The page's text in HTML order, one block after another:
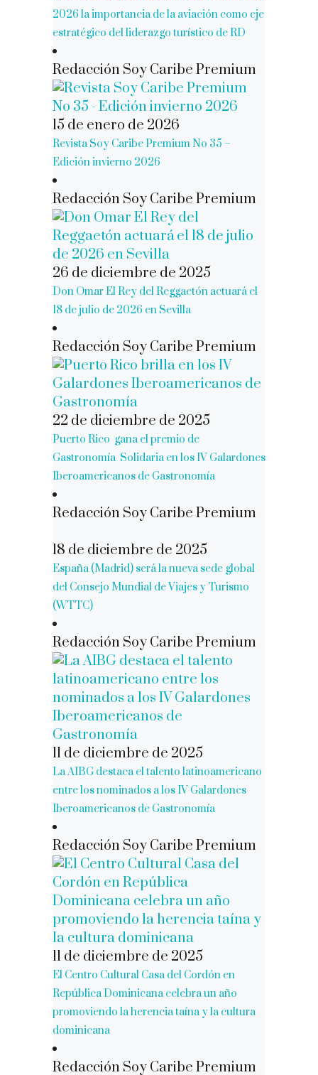
2026 la importancia de la aviación como eje
estratégico del liderazgo turístico de RD
Redacción Soy Caribe Premium
15 de enero de 2026
Revista Soy Caribe Premium No 35 –
Edición invierno 2026
Redacción Soy Caribe Premium
26 de diciembre de 2025
Don Omar El Rey del Reggaetón actuará el
18 de julio de 2026 en Sevilla
Redacción Soy Caribe Premium
22 de diciembre de 2025
Puerto Rico gana el premio de
Gastronomía Solidaria en los IV Galardones
Iberoamericanos de Gastronomía
Redacción Soy Caribe Premium
18 de diciembre de 2025
España (Madrid) será la nueva sede global
del Consejo Mundial de Viajes y Turismo
(WTTC)
Redacción Soy Caribe Premium
11 de diciembre de 2025
La AIBG destaca el talento latinoamericano
entre los nominados a los IV Galardones
Iberoamericanos de Gastronomía
Redacción Soy Caribe Premium
11 de diciembre de 2025
El Centro Cultural Casa del Cordón en
República Dominicana celebra un año
promoviendo la herencia taína y la cultura
dominicana
Redacción Soy Caribe Premium